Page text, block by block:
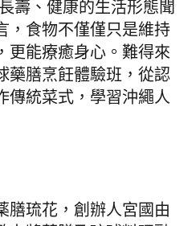
壽、健康的生活形態聞
，食物不僅僅只是維持
更能療癒身心。難得來
藥膳烹飪體驗班，從認
傳統菜式，學習沖繩人
膳琉花，創辦人宮國由